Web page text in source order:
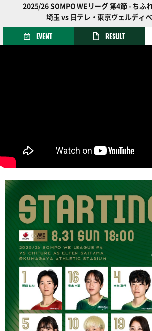
2025/26 SOMPO WEリーグ 第4節 - ちふ
埼玉 vs 日テレ・東京ヴェルディ
EVENT RESULT